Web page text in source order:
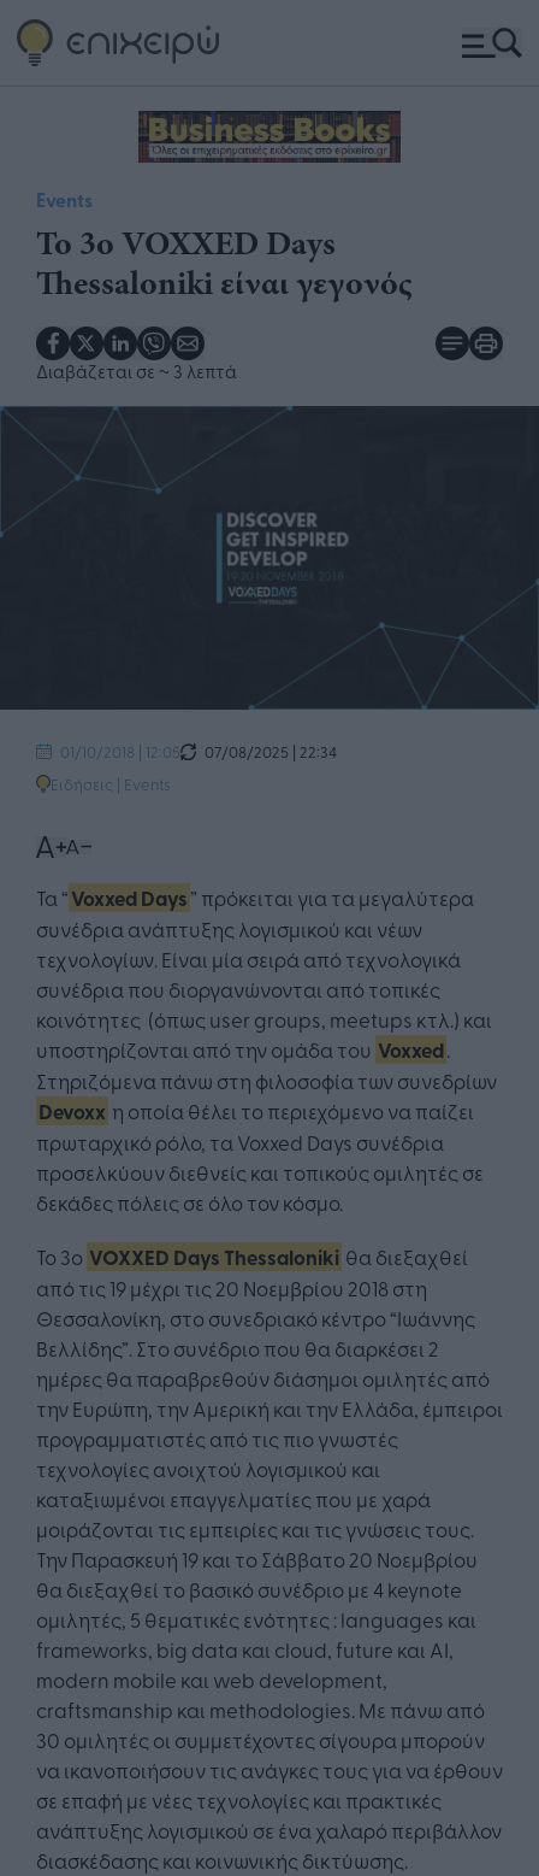
Events
Το 3ο VOXXED Days
Thessaloniki είναι γεγονός
Διαβάζεται σε ~ 3 λεπτά
01/10/2018 | 12:05
07/08/2025 | 22:34
Ειδήσεις | Events
Τα “Voxxed Days” πρόκειται για τα μεγαλύτερα
συνέδρια ανάπτυξης λογισμικού και νέων
τεχνολογίων. Είναι μία σειρά από τεχνολογικά
συνέδρια που διοργανώνονται από τοπικές
κοινότητες (όπως user groups, meetups κτλ.) και
υποστηρίζονται από την ομάδα του Voxxed.
Στηριζόμενα πάνω στη φιλοσοφία των συνεδρίων
Devoxx η οποία θέλει το περιεχόμενο να παίζει
πρωταρχικό ρόλο, τα Voxxed Days συνέδρια
προσελκύουν διεθνείς και τοπικούς ομιλητές σε
δεκάδες πόλεις σε όλο τον κόσμο.
Το 3ο VOXXED Days Thessaloniki θα διεξαχθεί
από τις 19 μέχρι τις 20 Νοεμβρίου 2018 στη
Θεσσαλονίκη, στο συνεδριακό κέντρο “Ιωάννης
Βελλίδης”. Στο συνέδριο που θα διαρκέσει 2
ημέρες θα παραβρεθούν διάσημοι ομιλητές από
την Ευρώπη, την Αμερική και την Ελλάδα, έμπειροι
προγραμματιστές από τις πιο γνωστές
τεχνολογίες ανοιχτού λογισμικού και
καταξιωμένοι επαγγελματίες που με χαρά
μοιράζονται τις εμπειρίες και τις γνώσεις τους.
Την Παρασκευή 19 και το Σάββατο 20 Νοεμβρίου
θα διεξαχθεί το βασικό συνέδριο με 4 keynote
ομιλητές, 5 θεματικές ενότητες : languages και
frameworks, big data και cloud, future και AI,
modern mobile και web development,
craftsmanship και methodologies. Με πάνω από
30 ομιλητές οι συμμετέχοντες σίγουρα μπορούν
να ικανοποιήσουν τις ανάγκες τους για να έρθουν
σε επαφή με νέες τεχνολογίες και πρακτικές
ανάπτυξης λογισμικού σε ένα χαλαρό περιβάλλον
διασκέδασης και κοινωνικής δικτύωσης.